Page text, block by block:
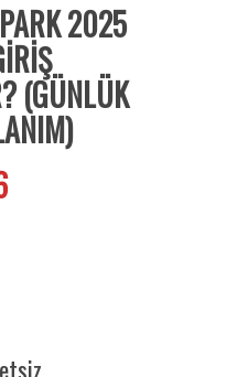
2025
(GÜNLÜK